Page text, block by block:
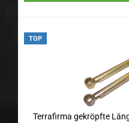
TOP
Terrafirma gekröpfte